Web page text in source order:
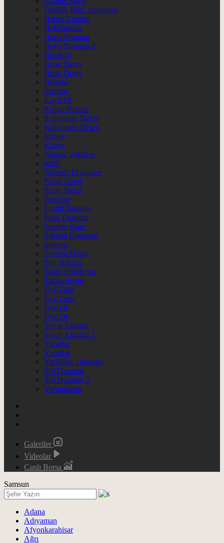
Günlük Burç Yorumları
Haber Gönder
Hakkımızda
Hava Durumu
Hava Durumu 2
Header4
Hisse Detay
Hisse Detay
Hisseler
İletişim
Kayıt Ol
Kripto Paralar
Kriptopara Detay
Kriptopara Detay
Künye
Künye
Namaz Vakitleri
nnbil
Nöbetçi Eczaneler
Parite Detay
Parite Detay
Pariteler
Profili Düzenle
Puan Durumu
Sample Page
Şifremi Unuttum
Sinema
Sinema Detay
Son Dakika
Takip Ettiklerim
Takipçilerim
Üye Giriş
Üye Giriş
Üye Ol
Üye Ol
Yayın Akışları
Yayın Akışları 2
Yazarlar
Yazarlar
Yazdığım Haberler
Yol Durumu
Yol Durumu 2
Yorumlarım
Galeriler
Videolar
Canlı Borsa
Samsun
Adana
Adıyaman
Afyonkarahisar
Ağrı